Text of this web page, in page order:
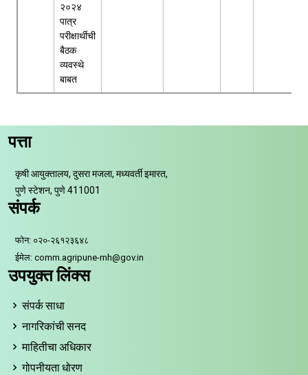
२०२४
पात्र
परीक्षार्थीची
बैठक
व्यवस्थे
बाबत
पत्ता
कृषी आयुक्तालय, दुसरा मजला, मध्यवर्ती इमारत,
पुणे स्टेशन, पुणे 411001
संपर्क
फोन: ०२०-२६१२३६४८
ईमेल: comm.agripune-mh@gov.in
उपयुक्त लिंक्स
संपर्क साधा
नागरिकांची सनद
माहितीचा अधिकार
गोपनीयता धोरण